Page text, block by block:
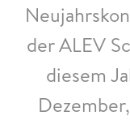
der ALEV
diesem